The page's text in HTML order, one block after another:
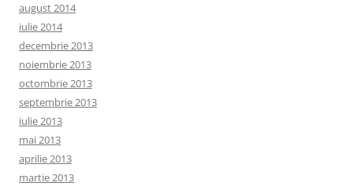
august 2014
iulie 2014
decembrie 2013
noiembrie 2013
octombrie 2013
septembrie 2013
iulie 2013
mai 2013
aprilie 2013
martie 2013